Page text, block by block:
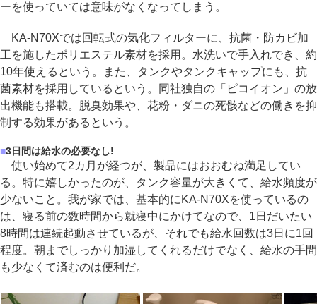
ーを使っていては意味がなくなってしまう。
KA-N70Xでは回転式の気化フィルターに、抗菌・防カビ加
工を施したポリエステル素材を採用。水洗いで手入れでき、約
10年使えるという。また、タンクやタンクキャップにも、抗
菌素材を採用しているという。同社独自の「ピコイオン」の放
出機能も搭載。脱臭効果や、花粉・ダニの死骸などの働きを抑
制する効果があるという。
■3日間は給水の必要なし!
使い始めて2カ月が経つが、製品にはおおむね満足してい
る。特に嬉しかったのが、タンク容量が大きくて、給水頻度が
少ないこと。我が家では、基本的にKA-N70Xを使っているの
は、寝る前の数時間から就寝中にかけてなので、1日だいたい
8時間は連続起動させているが、それでも給水回数は3日に1回
程度。朝までしっかり加湿してくれるだけでなく、給水の手間
も少なくて済むのは便利だ。